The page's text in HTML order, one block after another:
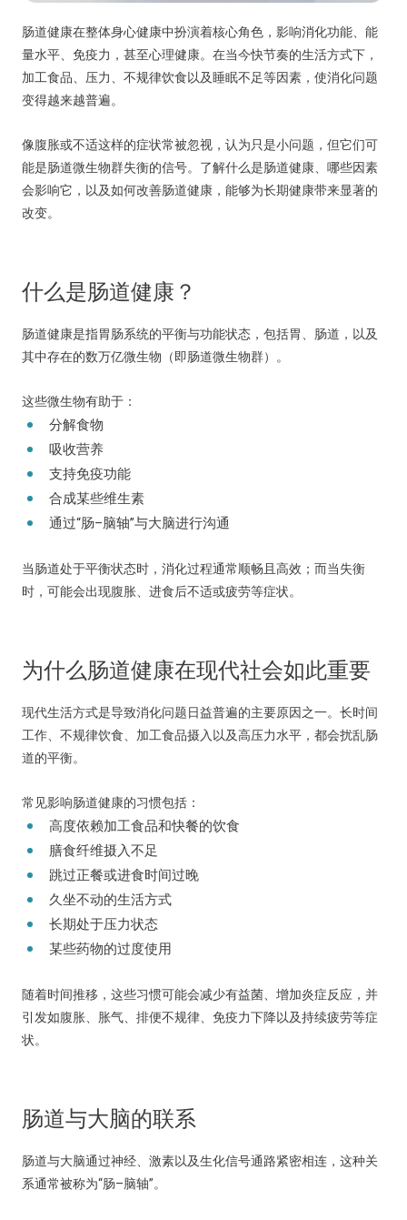
肠道健康在整体身心健康中扮演着核心角色，影响消化功能、能
量水平、免疫力，甚至心理健康。在当今快节奏的生活方式下，
加工食品、压力、不规律饮食以及睡眠不足等因素，使消化问题
变得越来越普遍。
像腹胀或不适这样的症状常被忽视，认为只是小问题，但它们可
能是肠道微生物群失衡的信号。了解什么是肠道健康、哪些因素
会影响它，以及如何改善肠道健康，能够为长期健康带来显著的
改变。
什么是肠道健康？
肠道健康是指胃肠系统的平衡与功能状态，包括胃、肠道，以及
其中存在的数万亿微生物（即肠道微生物群）。
这些微生物有助于：
分解食物
吸收营养
支持免疫功能
合成某些维生素
通过“肠–脑轴”与大脑进行沟通
当肠道处于平衡状态时，消化过程通常顺畅且高效；而当失衡
时，可能会出现腹胀、进食后不适或疲劳等症状。
为什么肠道健康在现代社会如此重要
现代生活方式是导致消化问题日益普遍的主要原因之一。长时间
工作、不规律饮食、加工食品摄入以及高压力水平，都会扰乱肠
道的平衡。
常见影响肠道健康的习惯包括：
高度依赖加工食品和快餐的饮食
膳食纤维摄入不足
跳过正餐或进食时间过晚
久坐不动的生活方式
长期处于压力状态
某些药物的过度使用
随着时间推移，这些习惯可能会减少有益菌、增加炎症反应，并
引发如腹胀、胀气、排便不规律、免疫力下降以及持续疲劳等症
状。
肠道与大脑的联系
肠道与大脑通过神经、激素以及生化信号通路紧密相连，这种关
系通常被称为“肠–脑轴”。